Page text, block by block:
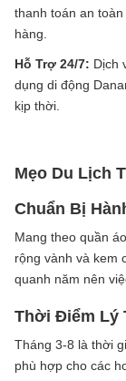
thanh toán an
hàng.
Hỗ Trợ 24/7: Dịch
dụng di động
kịp thời.
Mẹo Du Lịch
Chuẩn Bị
Mang theo quần
rộng vành và kem
quanh năm nên
Thời Điểm Lý
Tháng 3-8 là thời
phù hợp cho các